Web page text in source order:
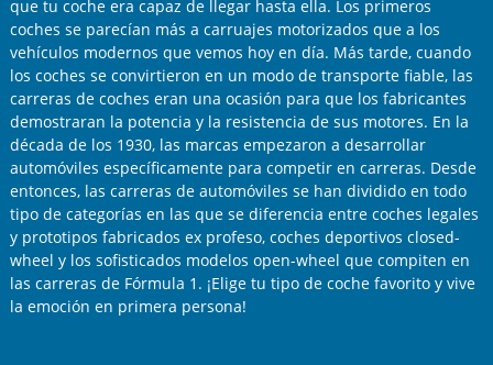
que tu coche era capaz de llegar hasta ella. Los primeros
coches se parecían más a carruajes motorizados que a los
vehículos modernos que vemos hoy en día. Más tarde, cuando
los coches se convirtieron en un modo de transporte fiable, las
carreras de coches eran una ocasión para que los fabricantes
demostraran la potencia y la resistencia de sus motores. En la
década de los 1930, las marcas empezaron a desarrollar
automóviles específicamente para competir en carreras. Desde
entonces, las carreras de automóviles se han dividido en todo
tipo de categorías en las que se diferencia entre coches legales
y prototipos fabricados ex profeso, coches deportivos closed-
wheel y los sofisticados modelos open-wheel que compiten en
las carreras de Fórmula 1. ¡Elige tu tipo de coche favorito y vive
la emoción en primera persona!